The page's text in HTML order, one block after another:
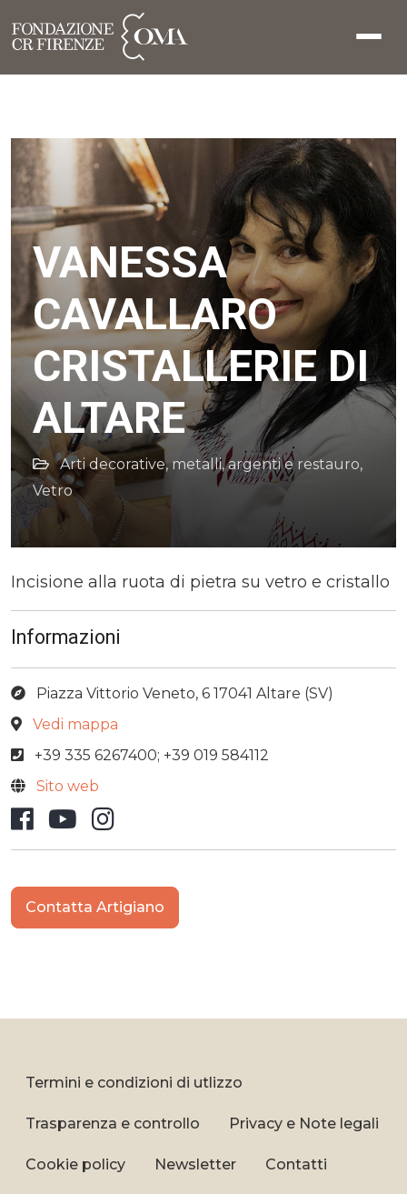
VANESSA
CAVALLARO
CRISTALLERIE DI
ALTARE
Arti decorative, metalli, argenti e restauro,
Vetro
Incisione alla ruota di pietra su vetro e cristallo
Informazioni
Piazza Vittorio Veneto, 6 17041 Altare (SV)
Vedi mappa
+39 335 6267400; +39 019 584112
Sito web
Facebook
YouTube
Instagram
Contatta Artigiano
Termini e condizioni di utlizzo
Trasparenza e controllo Privacy e Note legali
Cookie policy Newsletter Contatti